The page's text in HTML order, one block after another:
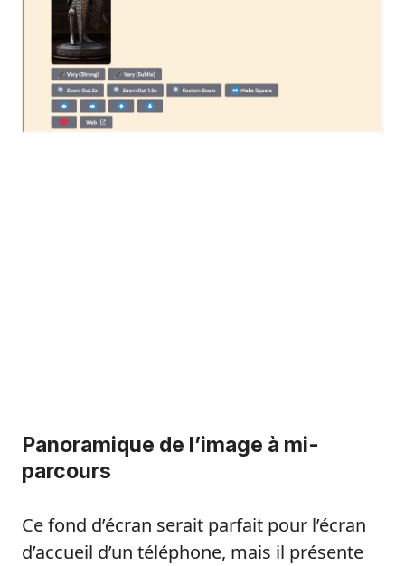
Panoramique de l’image à mi-
parcours
Ce fond d’écran serait parfait pour l’écran
d’accueil d’un téléphone, mais il présente